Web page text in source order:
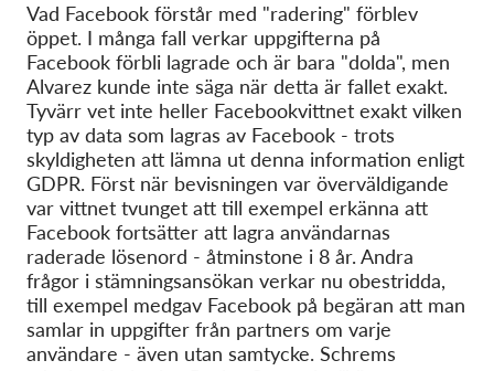
Vad Facebook förstår med "radering" förblev
öppet. I många fall verkar uppgifterna på
Facebook förbli lagrade och är bara "dolda", men
Alvarez kunde inte säga när detta är fallet exakt.
Tyvärr vet inte heller Facebookvittnet exakt vilken
typ av data som lagras av Facebook - trots
skyldigheten att lämna ut denna information enligt
GDPR. Först när bevisningen var överväldigande
var vittnet tvunget att till exempel erkänna att
Facebook fortsätter att lagra användarnas
raderade lösenord - åtminstone i 8 år. Andra
frågor i stämningsansökan verkar nu obestridda,
till exempel medgav Facebook på begäran att man
samlar in uppgifter från partners om varje
användare - även utan samtycke. Schrems